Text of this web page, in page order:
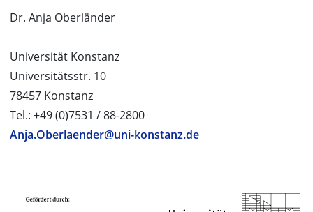
Dr. Anja Oberländer
Universität Konstanz
Universitätsstr. 10
78457 Konstanz
Tel.: +49 (0)7531 / 88-2800
Anja.Oberlaender@uni-konstanz.de